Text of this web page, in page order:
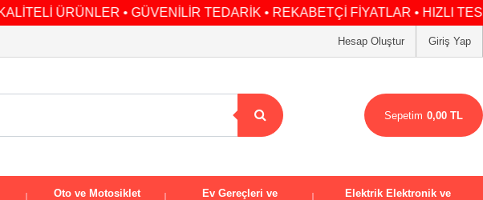
• GÜVENİLİR TEDARİK • REKABETÇİ FİYATLAR • HIZLI TESLİMAT •
Giriş Yap
Hesap Oluştur
Sepetim 0,00 TL
Oto ve Motosiklet
Ev Gereçleri ve
Elektrik Elektronik ve